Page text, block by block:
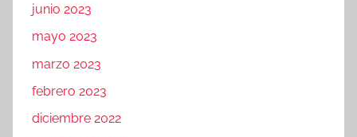
junio 2023
mayo 2023
marzo 2023
febrero 2023
diciembre 2022